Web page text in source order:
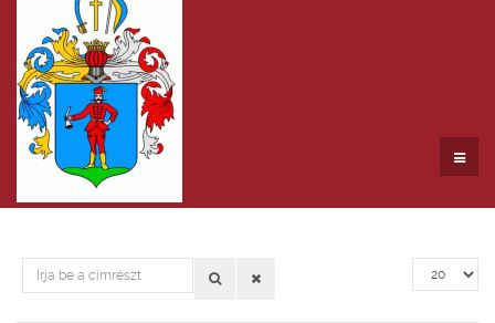
Írja
be
Tételek
#